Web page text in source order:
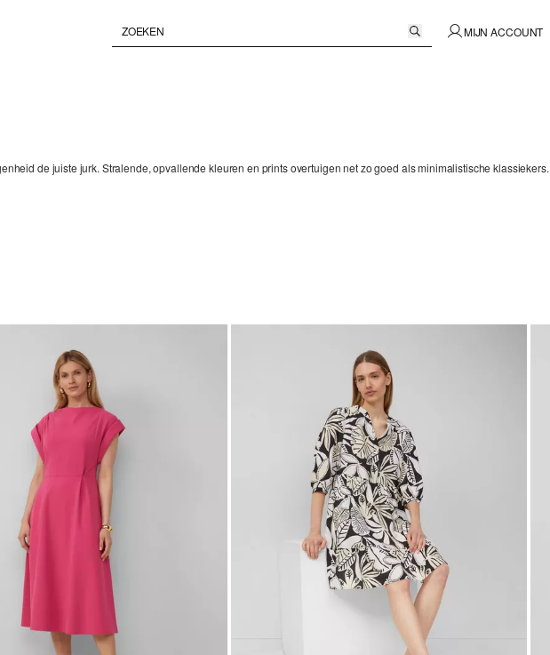
MIJN ACCOUNT
de juiste jurk. Stralende, opvallende kleuren en prints overtuigen net zo goed als minimalistische